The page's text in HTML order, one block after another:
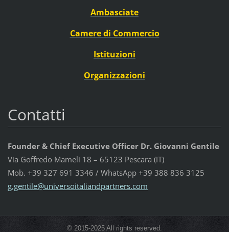
Ambasciate
Camere di Commercio
Istituzioni
Organizzazioni
Contatti
Founder & Chief Executive Officer Dr. Giovanni Gentile
Via Goffredo Mameli 18 – 65123 Pescara (IT)
Mob. +39 327 691 3346 / WhatsApp +39 388 836 3125
g.gentile@universoitaliandpartners.com
© 2015-2025 All rights reserved.